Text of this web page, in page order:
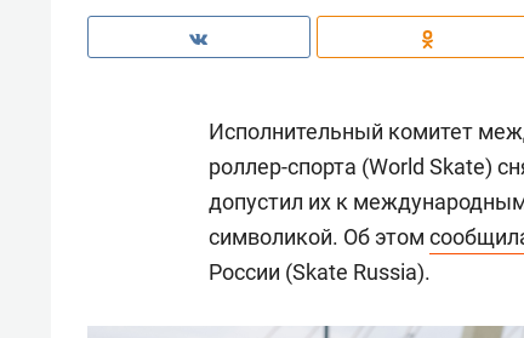
Исполнительный комитет
роллер-спорта (World Skate)
допустил их к
символикой. Об этом
России (Skate Russia).